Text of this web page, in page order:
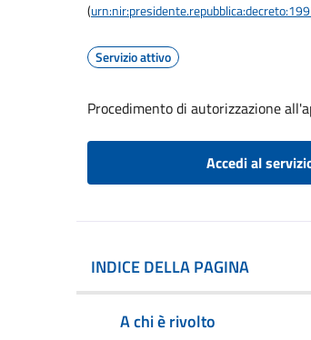
(
Servizio attivo
Procedimento di autorizzazione
Accedi al
INDICE DELLA PAGINA
A chi è rivolto